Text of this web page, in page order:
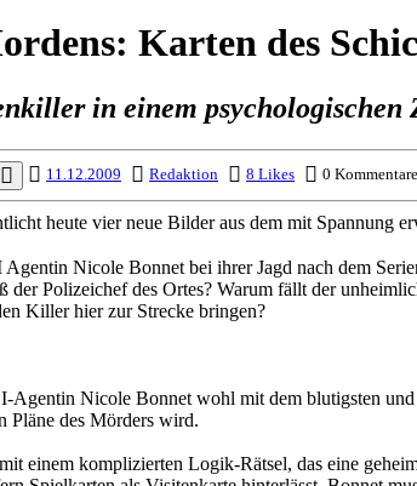
Karten des
in einem psychologischen
11.12.2009 Redaktion 8 Likes 0 Kommentare
heute vier neue Bilder aus dem mit Spannung
Nicole Bonnet bei ihrer Jagd nach dem
der Polizeichef des Ortes? Warum fällt der
Killer hier zur Strecke bringen?
Nicole Bonnet wohl mit dem blutigsten
Pläne des Mörders wird.
einem komplizierten Logik-Rätsel, das eine